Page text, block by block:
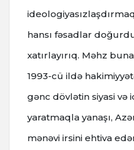
hansı fəsadlar
xatırlayırıq. Məhz
1993-cü ildə
gənc dövlətin siyasi və
yaratmaqla yanaşı,
mənəvi irsini ehtiva